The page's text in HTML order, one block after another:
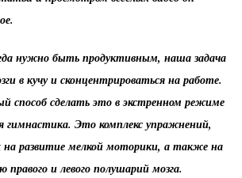
нужно быть продуктивным, наша задача
в кучу и сконцентрироваться на работе.
способ сделать это в экстренном режиме
гимнастика. Это комплекс упражнений,
на развитие мелкой моторики, а также на
правого и левого полушарий мозга.